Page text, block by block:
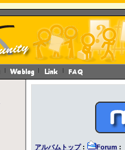
アルバムトップ: Forum :